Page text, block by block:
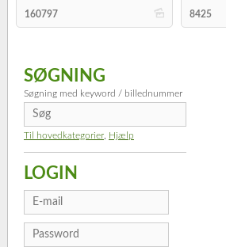
b
160797 8425
SØGNING
Søgning med keyword / billednummer
Til hovedkategorier Hjælp
LOGIN